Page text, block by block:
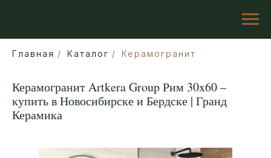
Главная / Каталог / Керамогранит
Керамогранит Artkera Group Рим 30x60 –
купить в Новосибирске и Бердске | Гранд
Керамика